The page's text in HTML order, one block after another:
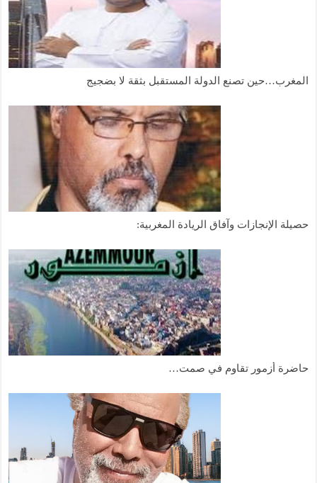
المغرب…حين تصنع الدولة المستقبل بثقة لا بضجيج
حصيلة الإنجازات وآفاق الريادة المغربية:
حاضرة أزمور تقاوم في صمت…